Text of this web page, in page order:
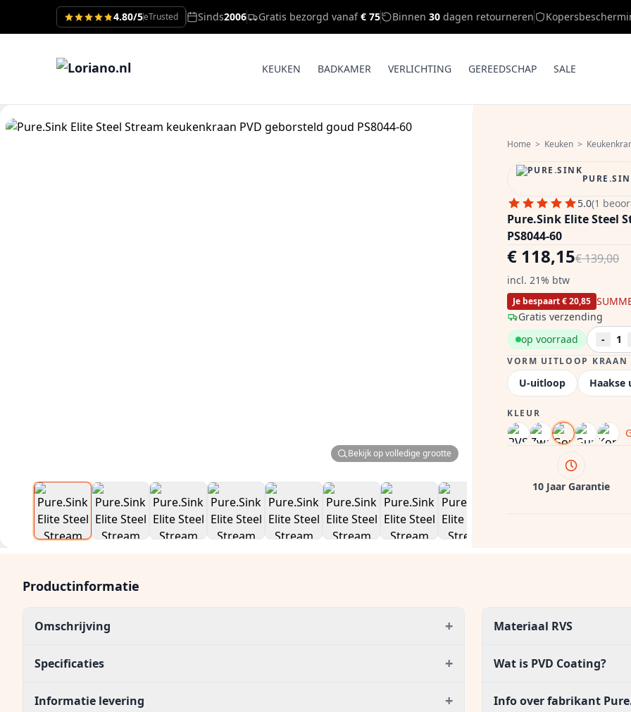
4.80/5eTrusted Sinds2006 Gratis bezorgd vanaf€ 75 Binnen 30 dagen retourneren
KEUKEN BADKAMER VERLICHTING GEREEDSCHAP SALE
Bekijk op volledige grootte
Home > Keuken >
5.0(1
Pure.Sink Elite Steel
PS8044-60
€ 118,15€ 139,00
incl. 21% btw
Je bespaart € 20,85
Gratis verzending
op voorraad
- 1
VORM UITLOOP KRAAN
U-uitloop Haakse
KLEUR
10 Jaar Garantie
Productinformatie
Omschrijving +
Specificaties +
Informatie levering +
Materiaal RVS
Wat is PVD Coating?
Info over fabrikant